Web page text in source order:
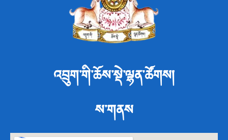
འབྲུག་གི་ཆོས་སྡེ་ལྷན་ཚོགས།
ས་གནས